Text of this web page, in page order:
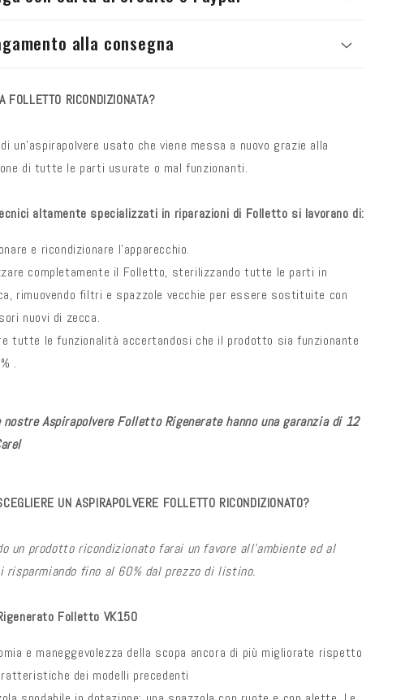
alla consegna
FOLLETTO RICONDIZIONATA?
un'aspirapolvere usato che viene messa a nuovo grazie alla
di tutte le parti usurate o mal funzionanti.
altamente specializzati in riparazioni di Folletto si lavorano di:
e ricondizionare l'apparecchio.
completamente il Folletto, sterilizzando tutte le parti in
rimuovendo filtri e spazzole vecchie per essere sostituite con
nuovi di zecca.
tutte le funzionalità accertandosi che il prodotto sia funzionante
.
Aspirapolvere Folletto Rigenerate hanno una garanzia di 12
UN ASPIRAPOLVERE FOLLETTO RICONDIZIONATO?
un prodotto ricondizionato farai un favore all'ambiente ed al
risparmiando fino al 60% dal prezzo di listino.
Folletto VK150
e maneggevolezza della scopa ancora di più migliorate rispetto
dei modelli precedenti